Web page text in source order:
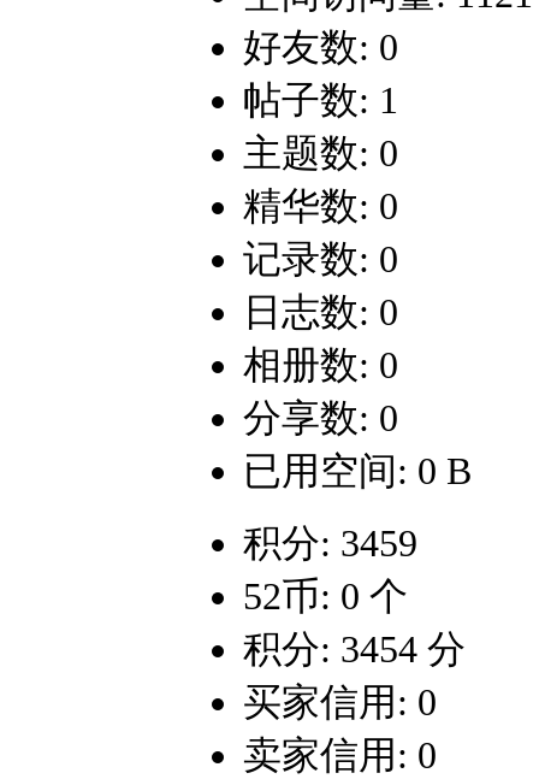
好友数: 0
帖子数: 1
主题数: 0
精华数: 0
记录数: 0
日志数: 0
相册数: 0
分享数: 0
已用空间: 0 B
积分: 3459
52币: 0 个
积分: 3454 分
买家信用: 0
卖家信用: 0